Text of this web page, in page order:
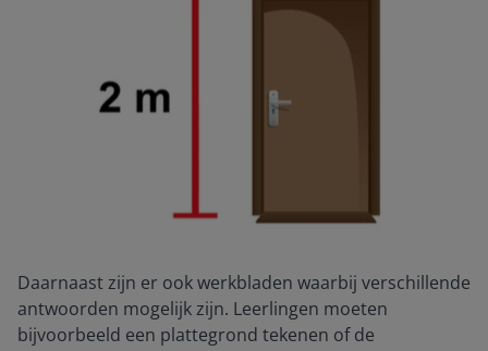
Daarnaast zijn er ook werkbladen waarbij verschillende
antwoorden mogelijk zijn. Leerlingen moeten
bijvoorbeeld een plattegrond tekenen of de